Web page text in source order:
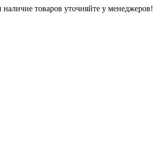
наличие товаров уточняйте у менеджеров!